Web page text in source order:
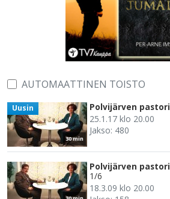
AUTOMAATTINEN TOISTO
30 min
Uusin Polvijärven pastori
25.1.17 klo 20.00
Jakso: 480
Polvijärven pastori
1/6
18.3.09 klo 20.00